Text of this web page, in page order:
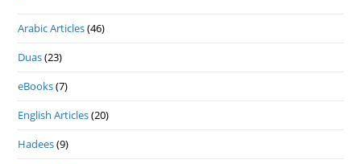
Arabic Articles(46)
Duas(23)
eBooks(7)
English Articles(20)
Hadees(9)